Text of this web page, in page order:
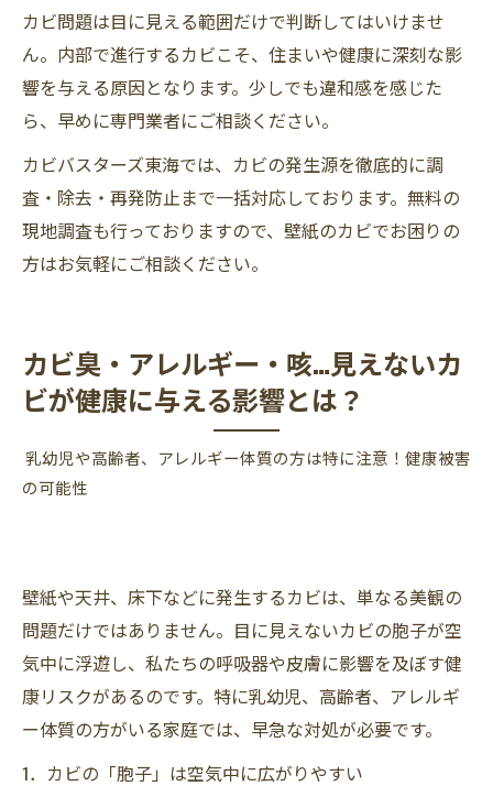
カビ問題は目に見える範囲だけで判断してはいけませ
ん。内部で進行するカビこそ、住まいや健康に深刻な影
響を与える原因となります。少しでも違和感を感じた
ら、早めに専門業者にご相談ください。
カビバスターズ東海では、カビの発生源を徹底的に調
査・除去・再発防止まで一括対応しております。無料の
現地調査も行っておりますので、壁紙のカビでお困りの
方はお気軽にご相談ください。
カビ臭・アレルギー・咳…見えないカ
ビが健康に与える影響とは？
乳幼児や高齢者、アレルギー体質の方は特に注意！健康被害
の可能性
壁紙や天井、床下などに発生するカビは、単なる美観の
問題だけではありません。目に見えないカビの胞子が空
気中に浮遊し、私たちの呼吸器や皮膚に影響を及ぼす健
康リスクがあるのです。特に乳幼児、高齢者、アレルギ
ー体質の方がいる家庭では、早急な対処が必要です。
1．カビの「胞子」は空気中に広がりやすい